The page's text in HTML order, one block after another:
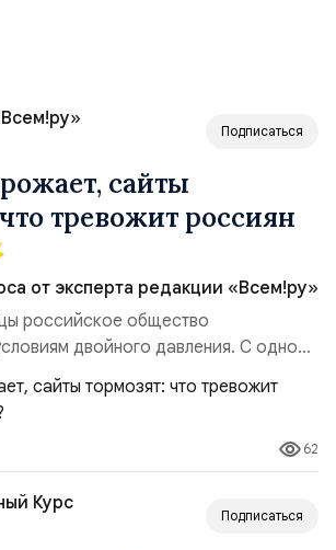
Подписаться
сайты
тревожит россиян
от эксперта редакции «Всем!ру»
российское общество
двойного давления. С одной
рост цен на товары первой
и локальные сбои в
А с другой – технологическая
в работе интернета,
необходимость осваивать VPN и
из этого бье...
62
Курс
Подписаться